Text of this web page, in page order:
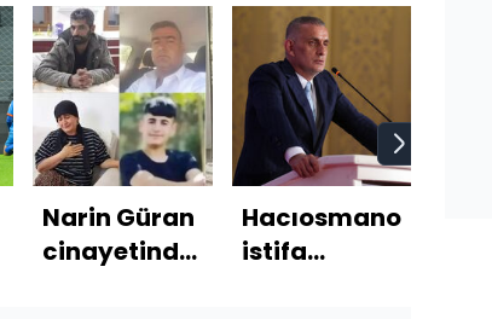
Narin Güran
cinayetinde
istifa